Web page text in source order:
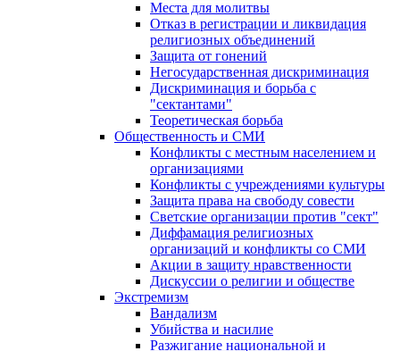
Места для молитвы
Отказ в регистрации и ликвидация
религиозных объединений
Защита от гонений
Негосударственная дискриминация
Дискриминация и борьба с
"сектантами"
Теоретическая борьба
Общественность и СМИ
Конфликты с местным населением и
организациями
Конфликты с учреждениями культуры
Защита права на свободу совести
Светские организации против "сект"
Диффамация религиозных
организаций и конфликты со СМИ
Акции в защиту нравственности
Дискуссии о религии и обществе
Экстремизм
Вандализм
Убийства и насилие
Разжигание национальной и